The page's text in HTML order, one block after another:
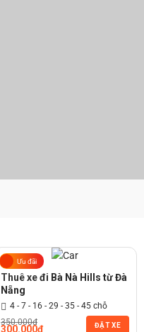
Ưu đãi
Thuê xe đi Bà Nà Hills từ Đà
Nẵng
4 - 7 - 16 - 29 - 35 - 45 chỗ
350.000đ
300.000đ ĐẶT XE